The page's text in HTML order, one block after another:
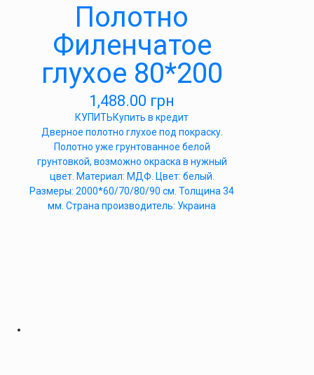
Полотно
Филенчатое
глухое 80*200
1,488.00 грн
КУПИТЬКупить в кредит
Дверное полотно глухое под покраску.
Полотно уже грунтованное белой
грунтовкой, возможно окраска в нужный
цвет. Материал: МДФ. Цвет: белый.
Размеры: 2000*60/70/80/90 см. Толщина 34
мм. Страна производитель: Украина